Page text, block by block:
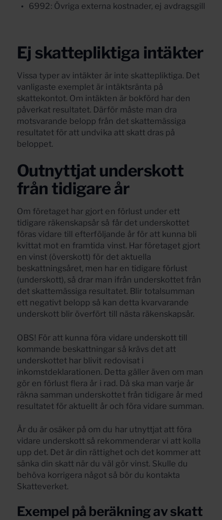
6992: Övriga externa kostnader, ej avdragsgill
Ej skattepliktiga intäkter
Vissa typer av intäkter är inte skattepliktiga. Det
vanligaste exemplet är intäktsränta på
skattekontot. Om intäkten är bokförd har den
påverkat resultatet. Därför måste man dra
motsvarande belopp från det skattemässiga
resultatet för att undvika att skatt dras på
beloppet.
Outnyttjat underskott
från tidigare år
Om företaget har gjort en förlust under ett
tidigare räkenskapsår så får det underskottet
föras vidare till efterföljande år för att kunna bli
kvittat mot en framtida vinst. Har företaget gjort
en vinst (överskott) för det aktuella
beskattningsåret, men har en tidigare förlust
(underskott), så drar man ifrån underskottet från
det skattemässiga resultatet. Blir totalsumman
ett negativt belopp så kan detta kvarvarande
underskott blir överfört till nästa räkenskapsår.
OBS! För att kunna föra vidare underskott till
kommande beskattningar så krävs det att
underskottet har blivit redovisat i
inkomstdeklarationen. Detta gäller även om man
gör en förlust flera år i rad. Då ska man varje år
räkna samman underskottet från tidigare år med
resultatet för aktuellt år och föra vidare summan.
Är du är osäker på om du har utnyttjat att föra
vidare underskott så rekommenderar vi att kolla
upp det. Det är din rättighet och det kommer att
sänka din skatt när du väl gör vinst. Skulle du
behöva korrigera något så bör du kontakta
Skatteverket.
Exempel på beräkning av skatt